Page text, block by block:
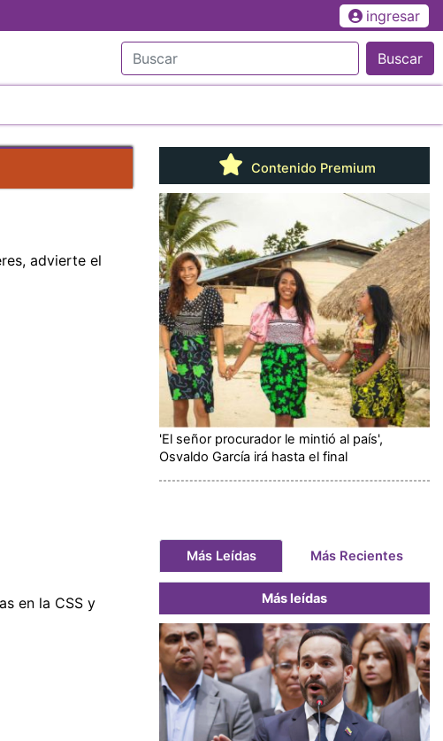
ingresar
Buscar
advierte el
en la CSS y
Contenido Premium
'El señor procurador le mintió al país',
Osvaldo García irá hasta el final
Más Leídas Más Recientes
Más leídas